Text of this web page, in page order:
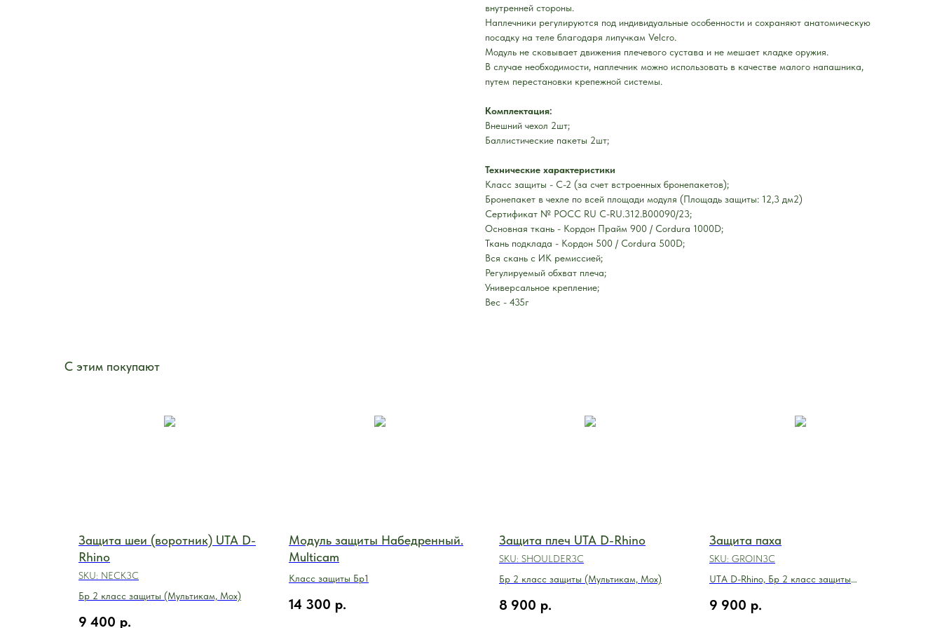
внутренней стороны.
Наплечники регулируются под индивидуальные особенности и сохраняют анатомическую
посадку на теле благодаря липучкам Velcro.
Модуль не сковывает движения плечевого сустава и не мешает кладке оружия.
В случае необходимости, наплечник можно использовать в качестве малого напашника,
путем перестановки крепежной системы.
Комплектация:
Внешний чехол 2шт;
Баллистические пакеты 2шт;
Технические характеристики
Класс защиты - С-2 (за счет встроенных бронепакетов);
Бронепакет в чехле по всей площади модуля (Площадь защиты: 12,3 дм2)
Сертификат № РОСС RU C-RU.312.B00090/23;
Основная ткань - Кордон Прайм 900 / Cordura 1000D;
Ткань подклада - Кордон 500 / Cordura 500D;
Вся скань с ИК ремиссией;
Регулируемый обхват плеча;
Универсальное крепление;
Вес - 435г
С этим покупают
Защита шеи (воротник) UTA D-
Rhino
SKU: NECK3C
Бр 2 класс защиты (Мультикам, Мох)
9 400 р.
Модуль защиты Набедренный.
Multicam
Класс защиты Бр1
14 300 р.
Защита плеч UTA D-Rhino
SKU: SHOULDER3С
Бр 2 класс защиты (Мультикам, Мох)
8 900 р.
Защита паха
SKU: GROIN3C
UTA D-Rhino, Бр 2 класс защиты
9 900 р.